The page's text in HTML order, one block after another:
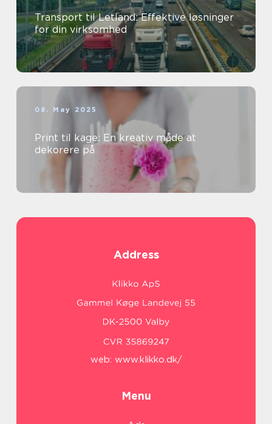
Transport til Letland: Effektive løsninger
for din virksomhed
08. May 2025
Print til kage: En kreativ måde at
dekorere på
Address
web: www.klikko.dk/
Menu